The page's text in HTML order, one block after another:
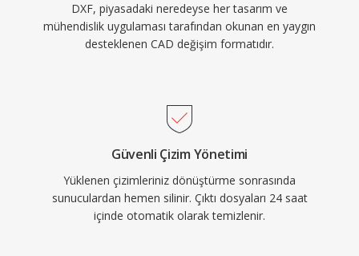
DXF, piyasadaki neredeyse her tasarım ve
mühendislik uygulaması tarafından okunan en yaygın
desteklenen CAD değişim formatıdır.
Güvenli Çizim Yönetimi
Yüklenen çizimleriniz dönüştürme sonrasında
sunuculardan hemen silinir. Çıktı dosyaları 24 saat
içinde otomatik olarak temizlenir.